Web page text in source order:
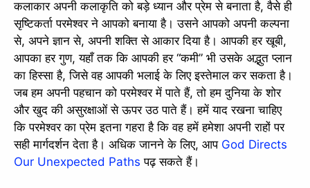
कलाकार अपनी कलाकृति को बड़े ध्यान और प्रेम से बनाता है, वैसे ही
सृष्टिकर्ता परमेश्वर ने आपको बनाया है। उसने आपको अपनी कल्पना
से, अपने ज्ञान से, अपनी शक्ति से आकार दिया है। आपकी हर खूबी,
आपका हर गुण, यहाँ तक कि आपकी हर “कमी” भी उसके अद्भुत प्लान
का हिस्सा है, जिसे वह आपकी भलाई के लिए इस्तेमाल कर सकता है।
जब हम अपनी पहचान को परमेश्वर में पाते हैं, तो हम दुनिया के शोर
और खुद की असुरक्षाओं से ऊपर उठ पाते हैं। हमें याद रखना चाहिए
कि परमेश्वर का प्रेम इतना गहरा है कि वह हमें हमेशा अपनी राहों पर
सही मार्गदर्शन देता है। अधिक जानने के लिए, आप God Directs
Our Unexpected Paths पढ़ सकते हैं।